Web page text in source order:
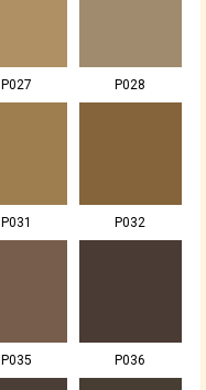
P027 P028
P031 P032
P035 P036